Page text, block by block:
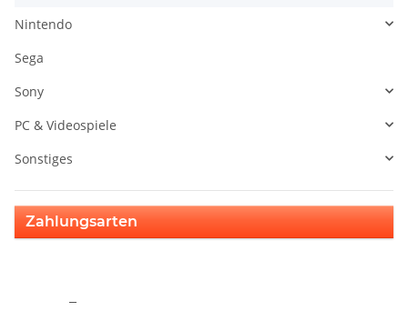
Nintendo
Sega
Sony
PC & Videospiele
Sonstiges
Zahlungsarten